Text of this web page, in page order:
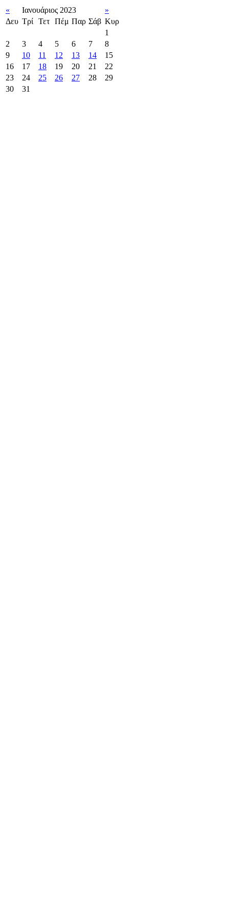
« Ιανουάριος 2023
»
Δευ Τρί Τετ Πέμ Παρ Σάβ Κυρ
1
2
3 4 5 6 7
8
9
10 11 12 13 14
15
16
17 18 19 20 21
22
23
24 25 26 27 28
29
30
31